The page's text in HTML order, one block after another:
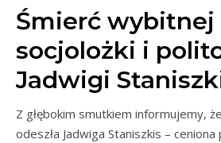
Śmierć wybitnej
socjolożki i
Jadwigi
Z głębokim smutkiem informujemy,
odeszła Jadwiga Staniszkis –